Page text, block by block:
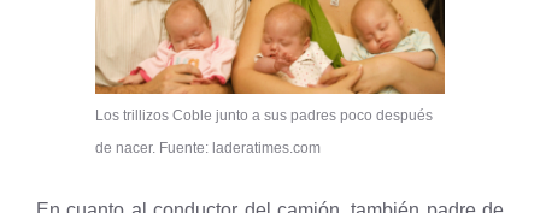
Los trillizos Coble junto a sus padres poco después
de nacer. Fuente: laderatimes.com